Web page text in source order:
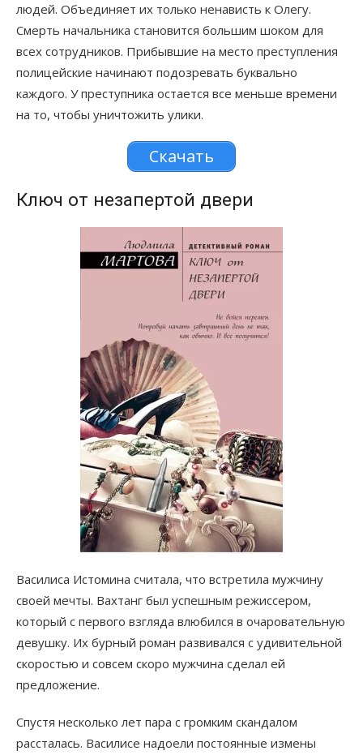
людей. Объединяет их только ненависть к Олегу.
Смерть начальника становится большим шоком для
всех сотрудников. Прибывшие на место преступления
полицейские начинают подозревать буквально
каждого. У преступника остается все меньше времени
на то, чтобы уничтожить улики.
Скачать
Ключ от незапертой двери
Василиса Истомина считала, что встретила мужчину
своей мечты. Вахтанг был успешным режиссером,
который с первого взгляда влюбился в очаровательную
девушку. Их бурный роман развивался с удивительной
скоростью и совсем скоро мужчина сделал ей
предложение.
Спустя несколько лет пара с громким скандалом
рассталась. Василисе надоели постоянные измены